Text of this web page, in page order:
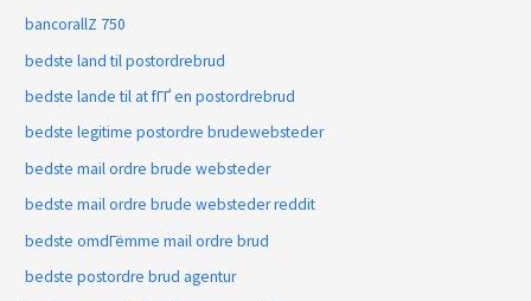
bancorallZ 750
bedste land til postordrebrud
bedste lande til at fГҐ en postordrebrud
bedste legitime postordre brudewebsteder
bedste mail ordre brude websteder
bedste mail ordre brude websteder reddit
bedste omdГёmme mail ordre brud
bedste postordre brud agentur